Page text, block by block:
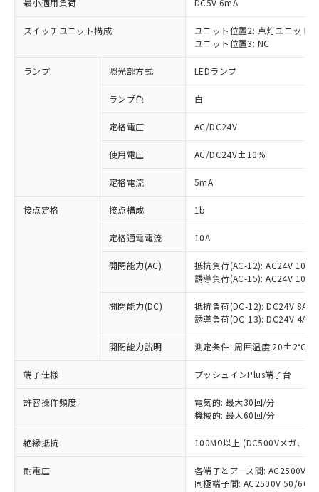
最小適用負荷 DC5V 6mA
スイッチユニット構成
ユニット位置2: 点灯ユニット
ユニット位置3: NC
ランプ 照光部方式 LEDランプ
ランプ色 白
定格電圧 AC/DC24V
使用電圧 AC/DC24V±10%
定格電流 5mA
接点定格 接点構成 1b
定格通電電流 10A
開閉能力(AC)
抵抗負荷(AC-12): AC24V 10A/
誘導負荷(AC-15): AC24V
開閉能力(DC)
抵抗負荷(DC-12): DC24V 8A/
誘導負荷(DC-13): DC24V 4A/
開閉能力説明 測定条件: 周囲温度 20±2℃、
端子仕様 プッシュインPlus端子台
許容操作頻度
電気的: 最大30回/分
機械的: 最大60回/分
絶縁抵抗 100MΩ以上 (DC500Vメガ、点
耐電圧
各端子とアース間: AC2500V
同極端子間: AC2500V 50/
ご利用条件
以下の条件をお読みいただき、同意のうえ
本サービスは、当社制御機器事業取扱
商品の当社在庫状況および標準価格
(税抜)を提供させていただくもので
当社制御機器事業取扱商品の中には、
本サービスの対象外となる商品もある
ことをご了承ください。
在庫状況および標準価格照会結果は、
記載している更新日時点での社内デー
タに基づき作成されるものであり、閲
覧された時点での実際の在庫および標
準価格とは異なる場合があることをご
対応済み：EU RoHS指令（10物質）の
非含有に対応した製品が提供可能な商品で
す。
対応予定：EU RoHS指令（10物質）の非含
有に対応した製品に切り替える予定のある
対応予定なし：EU RoHS指令（10物質）の
非含有に非対応の商品で、対応品を出す予
調査・確認中：EU RoHS指令（10物質）の
非含有の対応状況を調査中または確認中の
非該当品：ライセンス料など無形物で、有
害物質有無と関係のない商品です。
仕入先様の事情により、非含有部品として
いたものが、含有品と判明した場合などや
むを得ず変更することがあります。
*EU RoHS指令（10物質）：
鉛(Pb) 1000ppm以下、 水銀(Hg) 1000ppm以下、 カド
六価クロム(Cr(Ⅵ)) 1000ppm以下、ポリ臭化ビフェニル
類(PBB) 1000ppm以下、ポリ臭化ジフェニルエーテル類
「○」：最大均質材料含有率が中国RoHSの
基準値以下であることを示します。
「×」：最大均質材料含有率が中国RoHSの
基準値を超えていることを示します。
「－」：未確認です。当社販売部門へお問
*中国RoHS10物質の基準値 (GB/T26572)：
Pb(鉛) :1000ppm、 Hg(水銀) : 1000ppm、 Cd(カドミウ
Cr(Ⅵ)(六価クロム) : 1000ppm、 PBBs(ポリ臭化ビフェ
当社は、これら貴社製品のうち、外国
為替および外国貿易法に定める商品
（以下｢規制貨物等」という）を輸出
または国外への提供する場合は、日本
可)を取得するなどの必要な手続きを